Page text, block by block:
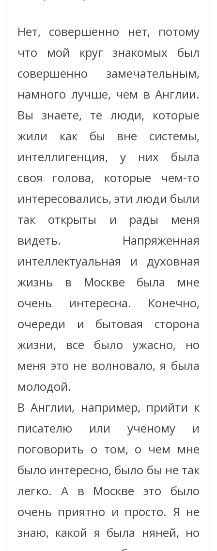
Нет, совершенно нет, потому
что мой круг знакомых был
совершенно замечательным,
намного лучше, чем в Англии.
Вы знаете, те люди, которые
жили как бы вне системы,
интеллигенция, у них была
своя голова, которые чем-то
интересовались, эти люди были
так открыты и рады меня
видеть. Напряженная
интеллектуальная и духовная
жизнь в Москве была мне
очень интересна. Конечно,
очереди и бытовая сторона
жизни, все было ужасно, но
меня это не волновало, я была
молодой.
В Англии, например, прийти к
писателю или ученому и
поговорить о том, о чем мне
было интересно, было бы не так
легко. А в Москве это было
очень приятно и просто. Я не
знаю, какой я была няней, но